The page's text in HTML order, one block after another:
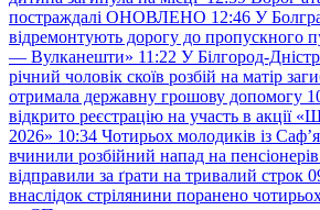
постраждалі ОНОВЛЕНО 12:46 У
відремонтують дорогу до пропускного
— Вулканешти» 11:22 У Білгород-
річний чоловік скоїв розбій на матір
отримала державну грошову допомогу
відкрито реєстрацію на участь в акції
2026» 10:34 Чотирьох молодиків із
вчинили розбійний напад на пенсіонерів
відправили за ґрати на тривалий строк
внаслідок стрілянини поранено